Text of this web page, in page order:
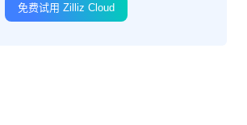
免费试用 Zilliz Cloud